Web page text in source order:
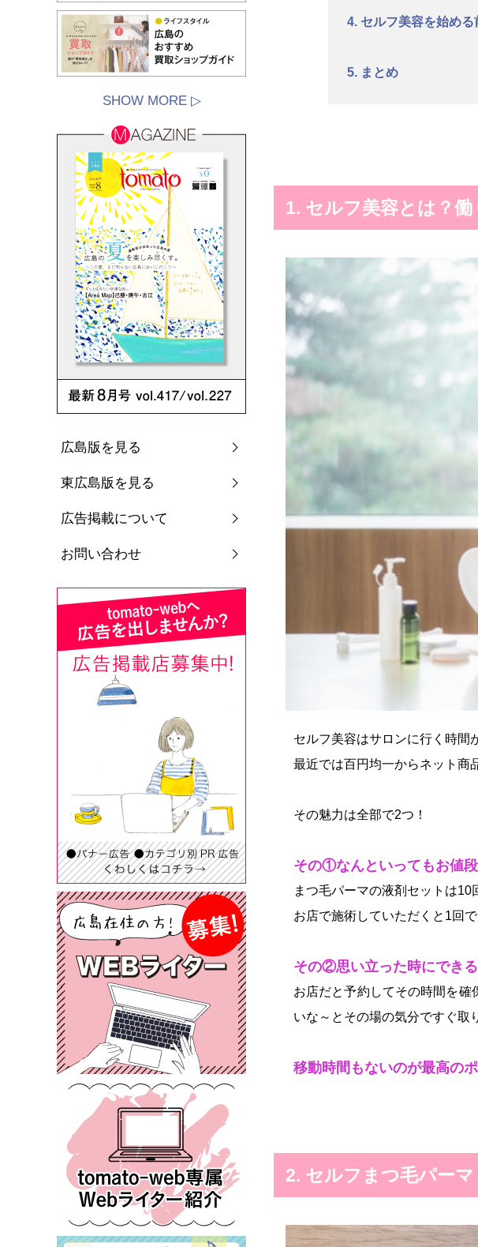
4. セルフ美容を始める
5. まとめ
1. セルフ美容とは？
セルフ美容はサロンに行く時間
最近では百円均一からネット商
その魅力は全部で2つ！
その①なんといってもお値段
まつ毛パーマの液剤セットは10
お店で施術していただくと1回
その②思い立った時にできる
お店だと予約してその時間を
いな～とその場の気分ですぐ取
移動時間もないのが最高のポ
2. セルフまつ毛パーマ
SHOW MORE ▷
広島版を見る
東広島版を見る
広告掲載について
お問い合わせ